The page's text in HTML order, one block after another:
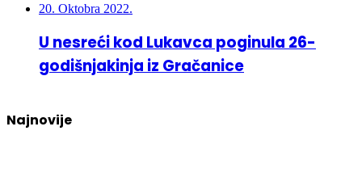
20. Oktobra 2022.
U nesreći kod Lukavca poginula 26-
godišnjakinja iz Gračanice
Najnovije